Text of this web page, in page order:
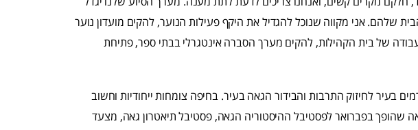
שלהם. אני מקווה שנוכל להגדיל את היקף פעילות הנוער, להקים מועדון נוער
של בית הקהילות, להקים מערך הסברה אינטגרלי בבתי ספר, פתיחת
בעיר לחיזוק התרבות והבידור הגאה בעיר. בחיפה צומחות ייחודיות וחשוב
שהופך בפברואר לפסטיבל ההיסטוריה הגאה, פסטיבל תיאטרון גאה, מצעד